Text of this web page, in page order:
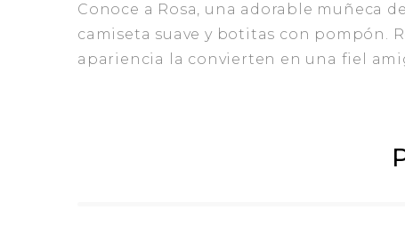
Conoce a Rosa, una adorable muñeca
camiseta suave y botitas con pompón.
apariencia la convierten en una fiel